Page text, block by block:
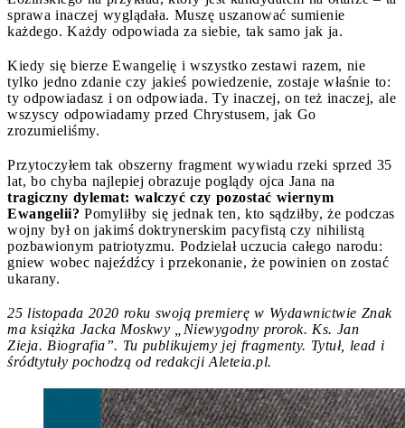
sprawa inaczej wyglądała. Muszę uszanować sumienie
każdego. Każdy odpowiada za siebie, tak samo jak ja.
Kiedy się bierze Ewangelię i wszystko zestawi razem, nie
tylko jedno zdanie czy jakieś powiedzenie, zostaje właśnie to:
ty odpowiadasz i on odpowiada. Ty inaczej, on też inaczej, ale
wszyscy odpowiadamy przed Chrystusem, jak Go
zrozumieliśmy.
Przytoczyłem tak obszerny fragment wywiadu rzeki sprzed 35
lat, bo chyba najlepiej obrazuje poglądy ojca Jana na
tragiczny dylemat: walczyć czy pozostać wiernym
Ewangelii? Pomyliłby się jednak ten, kto sądziłby, że podczas
wojny był on jakimś doktrynerskim pacyfistą czy nihilistą
pozbawionym patriotyzmu. Podzielał uczucia całego narodu:
gniew wobec najeźdźcy i przekonanie, że powinien on zostać
ukarany.
25 listopada 2020 roku swoją premierę w Wydawnictwie Znak
ma książka Jacka Moskwy „Niewygodny prorok. Ks. Jan
Zieja. Biografia”. Tu publikujemy jej fragmenty. Tytuł, lead i
śródtytuły pochodzą od redakcji Aleteia.pl.